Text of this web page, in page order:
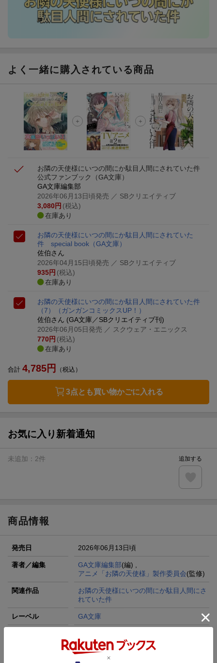
進呈
よく一緒に購入されている商品
お隣の天使様にいつの間にか駄目人間にされていた件
公式ファンブック
（GA文庫）
GA文庫編集部
2026年06月13日頃発売 ／ SBクリエイティブ
3,080円 (税込)
在庫あり
お隣の天使様にいつの間にか駄目人間にされていた
件 special book （GA文庫）
佐伯さん
2026年04月15日頃発売 ／ SBクリエイティブ
935円 (税込)
在庫あり
お隣の天使様にいつの間にか駄目人間にされていた件
（7）
（ガンガンコミックスUP！）
佐伯さん (GA文庫／SBクリエイティブ刊)
2026年06月05日発売 ／ スクウェア・エニックス
770円 (税込)
在庫あり
合計 4,785円 （税込）
3点とも買い物かごに入れる
お気に入り新着通知
未追加： 2件 追加する
商品情報
発売日 2026年06月13日頃
著者／編集 GA文庫編集部(編) ,
アニメ「お隣の天使様」製作委員会(監修)
関連作品
お隣の天使様にいつの間にか駄目人間にさ
れていた件
レーベル GA文庫
単行本